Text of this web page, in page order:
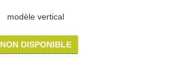
modèle vertical
NON DISPONIBLE